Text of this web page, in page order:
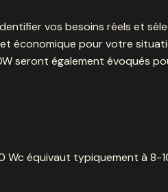
vos besoins réels et
économique pour votre
seront également évoqués
Wc équivaut typiquement à 8-